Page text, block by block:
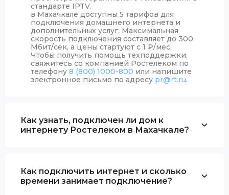
стандарте IPTV.
в Махачкале доступны 5 тарифов для
подключения домашнего интернета и
дополнительных услуг. Максимальная
скорость подключения составляет до 300
Мбит/сек, а цены стартуют с 1 ₽/мес.
Чтобы получить помощь техподдержки,
свяжитесь со компанией Ростелеком по
телефону 8 (800) 1000-800 или напишите
электронное письмо по адресу pr@rt.ru.
Как узнать, подключен ли дом к
интернету Ростелеком в Махачкале?
Как подключить интернет и сколько
времени занимает подключение?